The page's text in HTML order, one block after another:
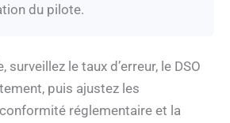
du pilote.
surveillez le taux d’erreur, le DSO
puis ajustez les
réglementaire et la